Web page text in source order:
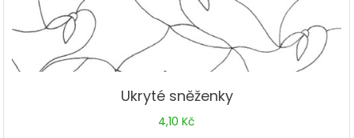
Ukryté sněženky
4,10Kč